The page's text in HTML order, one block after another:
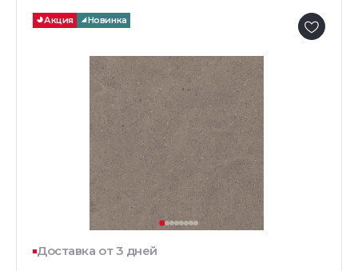
Акция Новинка
Доставка от 3 дней